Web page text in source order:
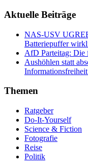
Aktuelle Beiträge
NAS-USV
Batteriepuffer
AfD Parteitag: Die
Aushöhlen statt
Themen
Ratgeber
Do-It-Yourself
Science & Fiction
Fotografie
Reise
Politik